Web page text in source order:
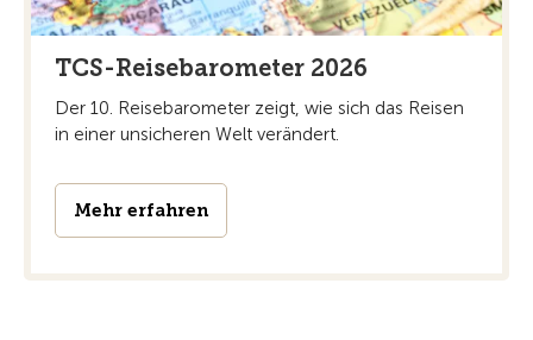
TCS-Reisebarometer 2026
Der 10. Reisebarometer zeigt, wie sich das Reisen
in einer unsicheren Welt verändert.
Mehr erfahren